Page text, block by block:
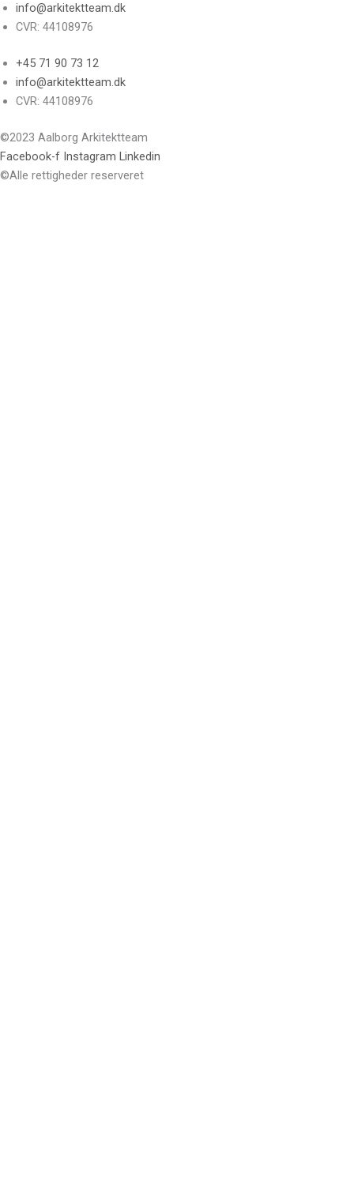
info@arkitektteam.dk
CVR: 44108976
+45 71 90 73 12
info@arkitektteam.dk
CVR: 44108976
©2023 Aalborg Arkitektteam
Facebook-f Instagram Linkedin
©Alle rettigheder reserveret